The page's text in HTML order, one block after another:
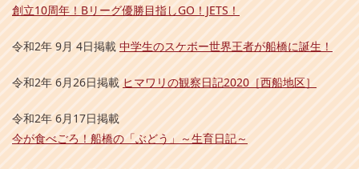
創立10周年！Bリーグ優勝目指しGO！JETS！
令和2年 9月 4日掲載 中学生のスケボー世界王者が船橋に誕生！
令和2年 6月26日掲載 ヒマワリの観察日記2020［西船地区］
令和2年 6月17日掲載
今が食べごろ！船橋の「ぶどう」～生育日記～